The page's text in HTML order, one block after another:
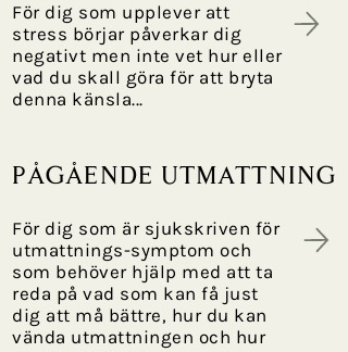
För dig som upplever att
stress börjar påverkar dig
negativt men inte vet hur eller
vad du skall göra för att bryta
denna känsla...
pågående utmattning
För dig som är sjukskriven för
utmattnings-symptom och
som behöver hjälp med att ta
reda på vad som kan få just
dig att må bättre, hur du kan
vända utmattningen och hur